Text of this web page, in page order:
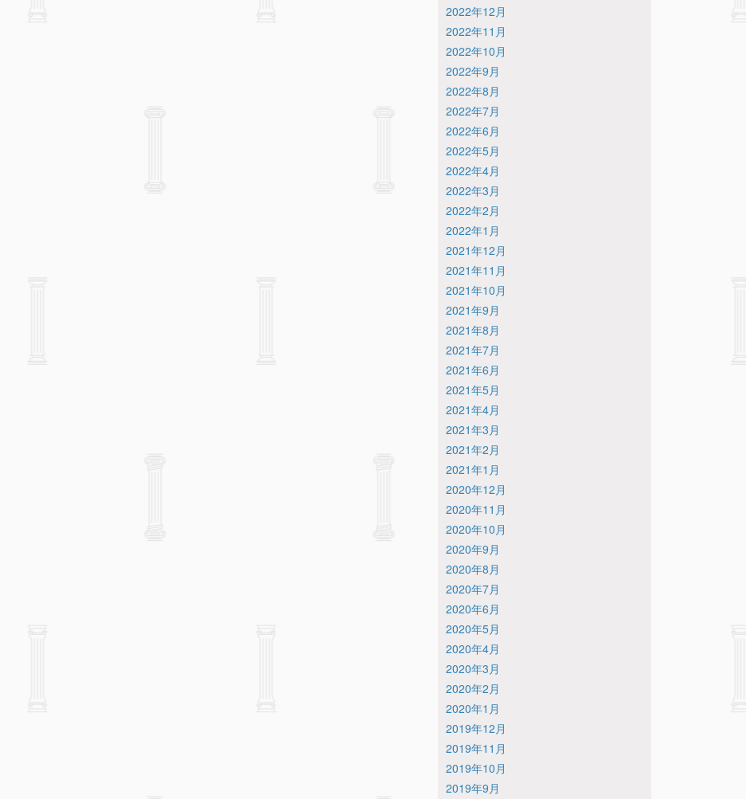
2022年12月
2022年11月
2022年10月
2022年9月
2022年8月
2022年7月
2022年6月
2022年5月
2022年4月
2022年3月
2022年2月
2022年1月
2021年12月
2021年11月
2021年10月
2021年9月
2021年8月
2021年7月
2021年6月
2021年5月
2021年4月
2021年3月
2021年2月
2021年1月
2020年12月
2020年11月
2020年10月
2020年9月
2020年8月
2020年7月
2020年6月
2020年5月
2020年4月
2020年3月
2020年2月
2020年1月
2019年12月
2019年11月
2019年10月
2019年9月